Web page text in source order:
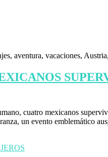
cuatro mexicanos
un evento emblemático